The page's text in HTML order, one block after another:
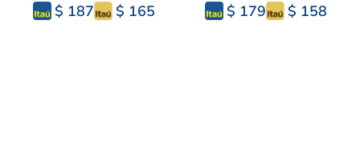
$ 187
$ 165
$ 179
$ 158